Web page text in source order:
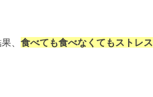
、 食べても食べなくてもストレス